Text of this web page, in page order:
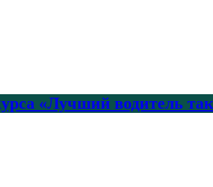
«Лучший водитель